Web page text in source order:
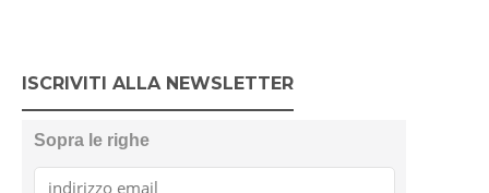
ISCRIVITI ALLA NEWSLETTER
Sopra le righe